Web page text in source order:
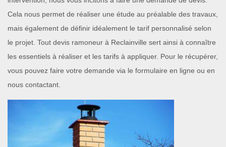
Cela nous permet de réaliser une étude au préalable des travaux,
mais également de définir idéalement le tarif personnalisé selon
le projet. Tout devis ramoneur à Reclainville sert ainsi à connaître
les essentiels à réaliser et les tarifs à appliquer. Pour le récupérer,
vous pouvez faire votre demande via le formulaire en ligne ou en
nous contactant.